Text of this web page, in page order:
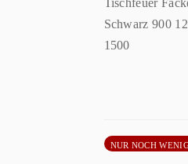
NUR NOCH